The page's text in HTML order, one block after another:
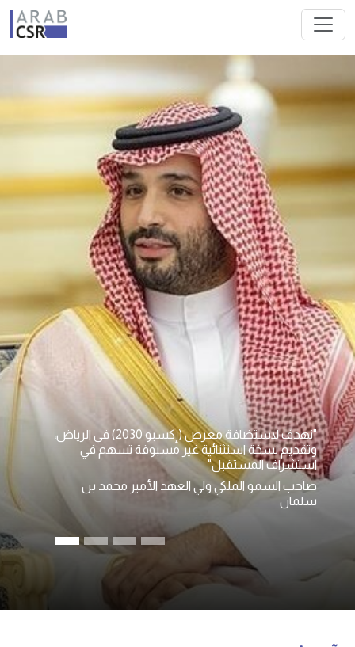
"نهدف لاستضافة معرض (إكسبو 2030) في الرياض،
وتقديم نسخة استثنائية غير مسبوقة تسهم في
استشراف المستقبل"
صاحب السمو الملكي ولي العهد الأمير محمد بن
سلمان